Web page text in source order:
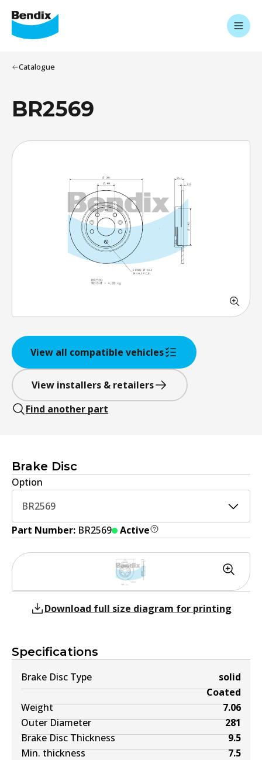
Catalogue
BR2569
View all compatible vehicles
View installers & retailers
Find another part
Brake Disc
Option
BR2569
Part Number: BR2569 Active
Specifications
Brake Disc Type
solid
Coated
Weight
7.06
Outer Diameter
281
Brake Disc Thickness
9.5
Min. thickness
7.5
Download full size diagram for printing